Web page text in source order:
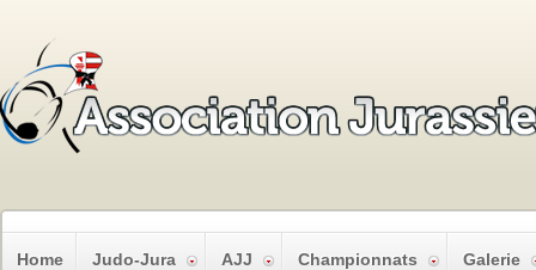
Home Judo-Jura AJJ Championnats Galerie